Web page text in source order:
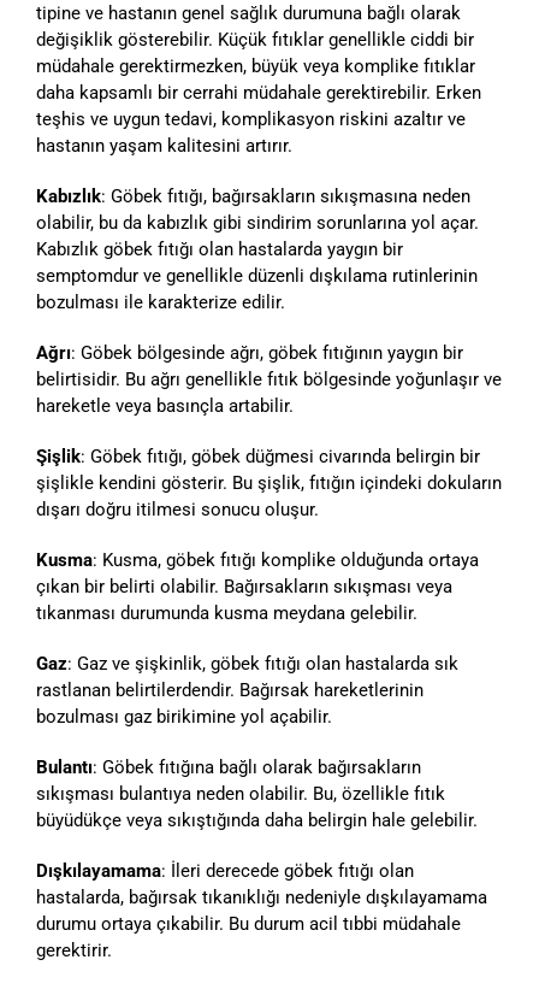
tipine ve hastanın genel sağlık durumuna bağlı olarak
değişiklik gösterebilir. Küçük fıtıklar genellikle ciddi bir
müdahale gerektirmezken, büyük veya komplike fıtıklar
daha kapsamlı bir cerrahi müdahale gerektirebilir. Erken
teşhis ve uygun tedavi, komplikasyon riskini azaltır ve
hastanın yaşam kalitesini artırır.
Kabızlık: Göbek fıtığı, bağırsakların sıkışmasına neden
olabilir, bu da kabızlık gibi sindirim sorunlarına yol açar.
Kabızlık göbek fıtığı olan hastalarda yaygın bir
semptomdur ve genellikle düzenli dışkılama rutinlerinin
bozulması ile karakterize edilir.
Ağrı: Göbek bölgesinde ağrı, göbek fıtığının yaygın bir
belirtisidir. Bu ağrı genellikle fıtık bölgesinde yoğunlaşır ve
hareketle veya basınçla artabilir.
Şişlik: Göbek fıtığı, göbek düğmesi civarında belirgin bir
şişlikle kendini gösterir. Bu şişlik, fıtığın içindeki dokuların
dışarı doğru itilmesi sonucu oluşur.
Kusma: Kusma, göbek fıtığı komplike olduğunda ortaya
çıkan bir belirti olabilir. Bağırsakların sıkışması veya
tıkanması durumunda kusma meydana gelebilir.
Gaz: Gaz ve şişkinlik, göbek fıtığı olan hastalarda sık
rastlanan belirtilerdendir. Bağırsak hareketlerinin
bozulması gaz birikimine yol açabilir.
Bulantı: Göbek fıtığına bağlı olarak bağırsakların
sıkışması bulantıya neden olabilir. Bu, özellikle fıtık
büyüdükçe veya sıkıştığında daha belirgin hale gelebilir.
Dışkılayamama: İleri derecede göbek fıtığı olan
hastalarda, bağırsak tıkanıklığı nedeniyle dışkılayamama
durumu ortaya çıkabilir. Bu durum acil tıbbi müdahale
gerektirir.